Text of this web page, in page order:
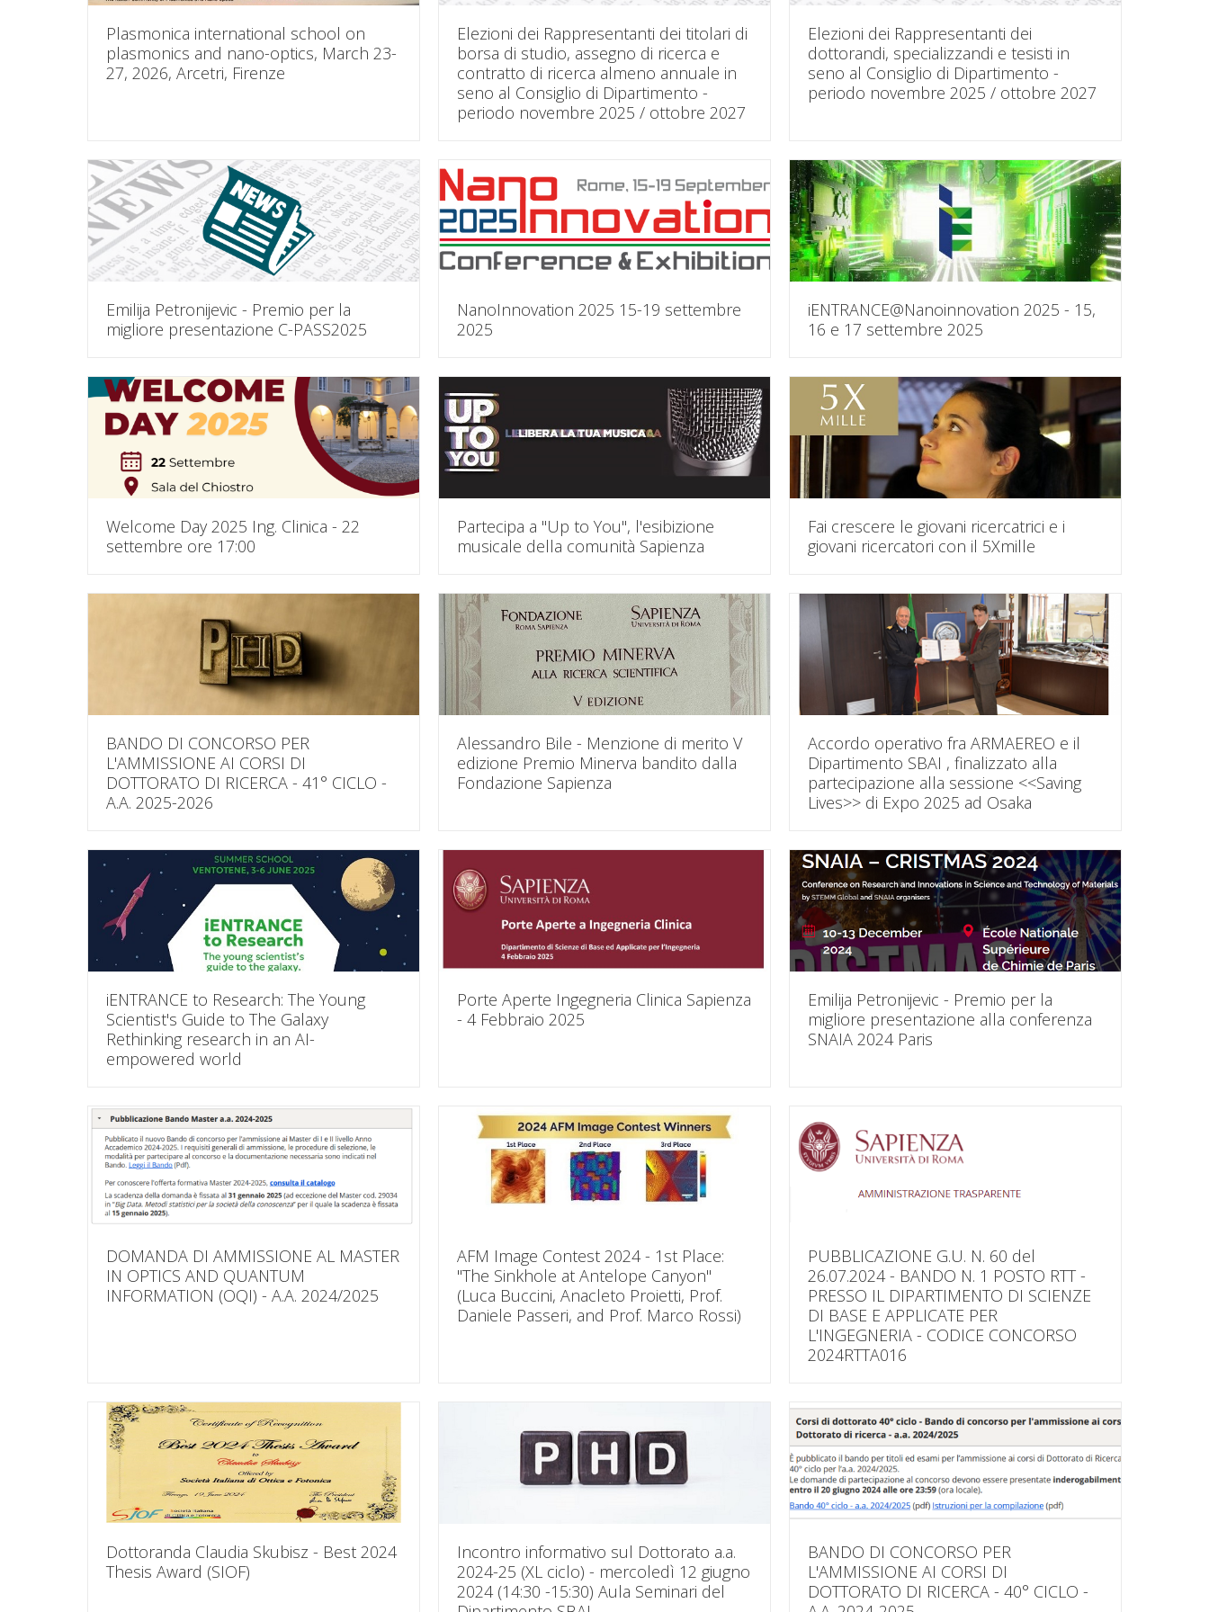
Plasmonica international school on
plasmonics and nano-optics, March 23-
27, 2026, Arcetri, Firenze
Elezioni dei Rappresentanti dei titolari di
borsa di studio, assegno di ricerca e
contratto di ricerca almeno annuale in
seno al Consiglio di Dipartimento -
periodo novembre 2025 / ottobre 2027
Elezioni dei Rappresentanti dei
dottorandi, specializzandi e tesisti in
seno al Consiglio di Dipartimento -
periodo novembre 2025 / ottobre 2027
Emilija Petronijevic - Premio per la
migliore presentazione C-PASS2025
NanoInnovation 2025 15-19 settembre
2025
iENTRANCE@Nanoinnovation 2025 - 15,
16 e 17 settembre 2025
Welcome Day 2025 Ing. Clinica - 22
settembre ore 17:00
Partecipa a "Up to You", l'esibizione
musicale della comunità Sapienza
Fai crescere le giovani ricercatrici e i
giovani ricercatori con il 5Xmille
BANDO DI CONCORSO PER
L'AMMISSIONE AI CORSI DI
DOTTORATO DI RICERCA - 41° CICLO -
A.A. 2025-2026
Alessandro Bile - Menzione di merito V
edizione Premio Minerva bandito dalla
Fondazione Sapienza
Accordo operativo fra ARMAEREO e il
Dipartimento SBAI , finalizzato alla
partecipazione alla sessione <<Saving
Lives>> di Expo 2025 ad Osaka
iENTRANCE to Research: The Young
Scientist's Guide to The Galaxy
Rethinking research in an AI-
empowered world
Porte Aperte Ingegneria Clinica Sapienza
- 4 Febbraio 2025
Emilija Petronijevic - Premio per la
migliore presentazione alla conferenza
SNAIA 2024 Paris
DOMANDA DI AMMISSIONE AL MASTER
IN OPTICS AND QUANTUM
INFORMATION (OQI) - A.A. 2024/2025
AFM Image Contest 2024 - 1st Place:
"The Sinkhole at Antelope Canyon"
(Luca Buccini, Anacleto Proietti, Prof.
Daniele Passeri, and Prof. Marco Rossi)
PUBBLICAZIONE G.U. N. 60 del
26.07.2024 - BANDO N. 1 POSTO RTT -
PRESSO IL DIPARTIMENTO DI SCIENZE
DI BASE E APPLICATE PER
L'INGEGNERIA - CODICE CONCORSO
2024RTTA016
Dottoranda Claudia Skubisz - Best 2024
Thesis Award (SIOF)
Incontro informativo sul Dottorato a.a.
2024-25 (XL ciclo) - mercoledì 12 giugno
2024 (14:30 -15:30) Aula Seminari del
BANDO DI CONCORSO PER
L'AMMISSIONE AI CORSI DI
DOTTORATO DI RICERCA - 40° CICLO -